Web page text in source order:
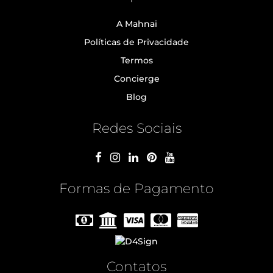
A Mahnai
Políticas de Privacidade
Termos
Concierge
Blog
Redes Sociais
Formas de Pagamento
Contatos